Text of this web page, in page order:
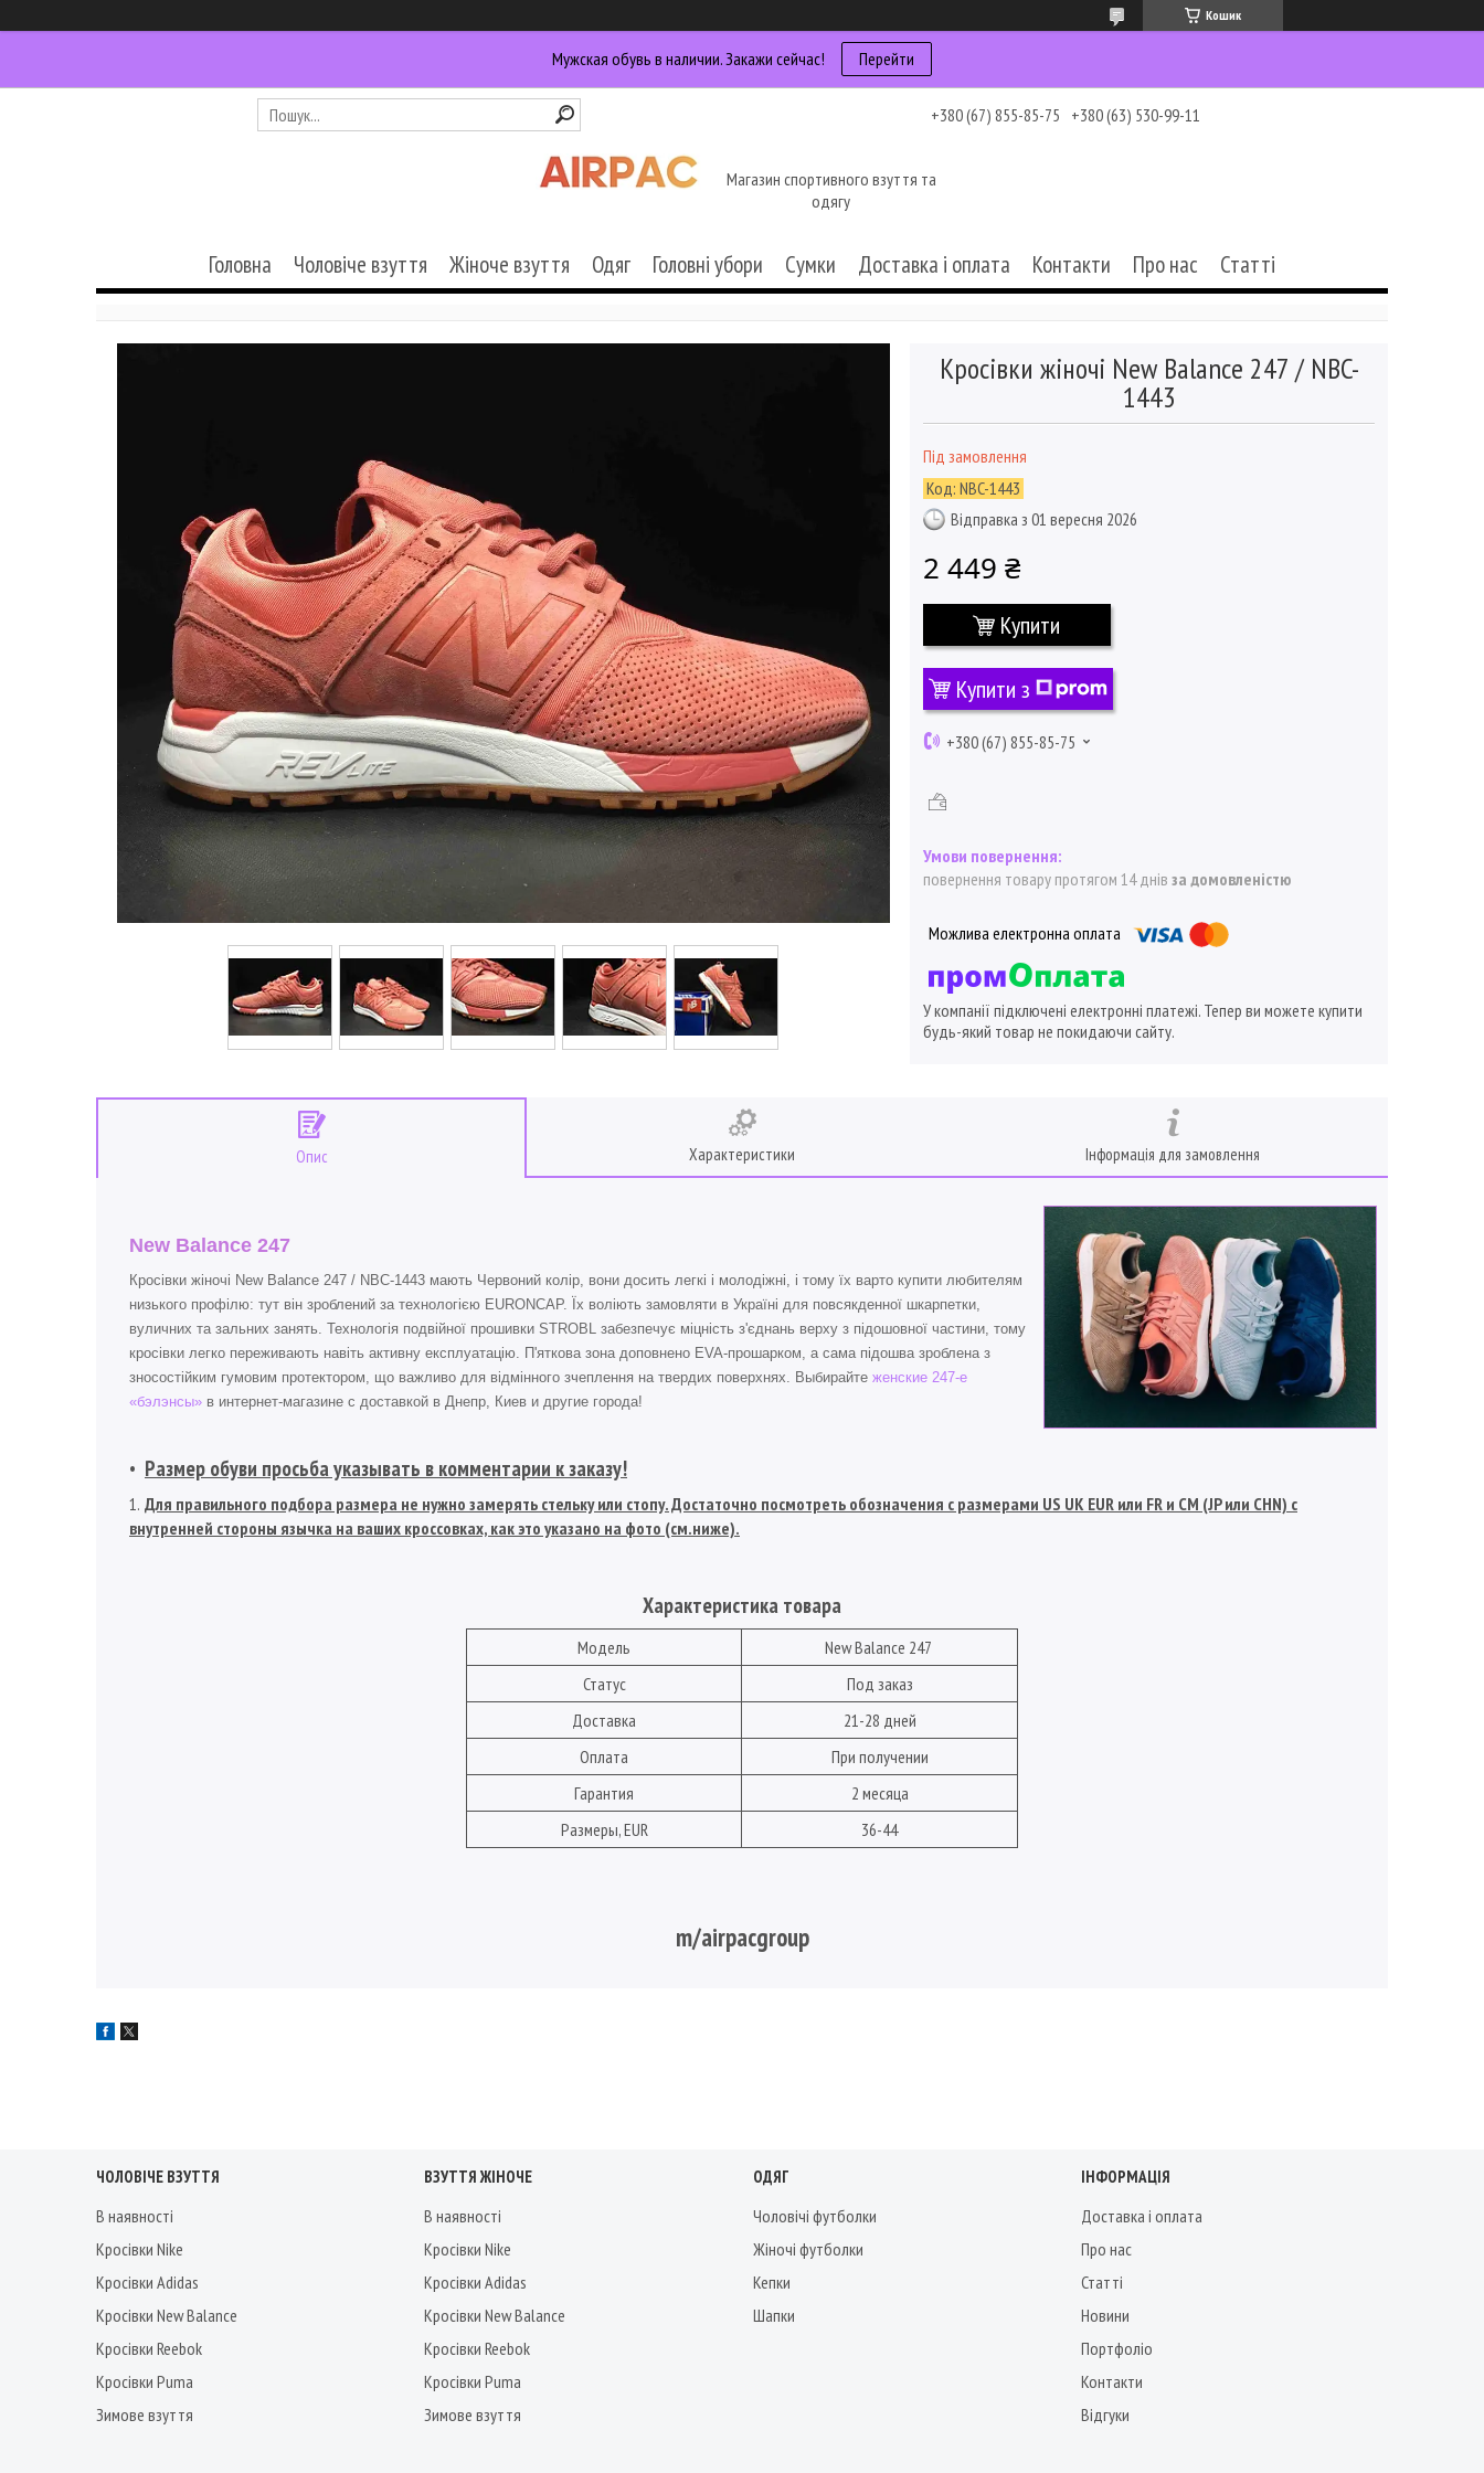
Кошик
Мужская обувь в наличии. Закажи сейчас! Перейти
+380 (67) 855-85-75 +380 (63) 530-99-11
Магазин спортивного взуття та
одягу
Головна Чоловіче взуття Жіноче взуття Одяг Головні убори Сумки Доставка і оплата Контакти Про нас Статті
Кросівки жіночі New Balance 247 / NBC-
1443
Під замовлення
Код: NBC-1443
Відправка з 01 вересня 2026
2 449 ₴
Купити
Купити з
+380 (67) 855-85-75
повернення товару протягом 14 днів за домовленістю
У компанії підключені електронні платежі. Тепер ви можете купити
будь-який товар не покидаючи сайту.
Опис Характеристики Інформація для замовлення
New Balance 247
Кросівки жіночі New Balance 247 / NBC-1443 мають Червоний колір, вони досить легкі і молодіжні, і тому їх варто купити любителям
низького профілю: тут він зроблений за технологією EURONCAP. Їх воліють замовляти в Україні для повсякденної шкарпетки,
вуличних та зальних занять. Технологія подвійної прошивки STROBL забезпечує міцність з'єднань верху з підошовної частини, тому
кросівки легко переживають навіть активну експлуатацію. П'яткова зона доповнено EVA-прошарком, а сама підошва зроблена з
зносостійким гумовим протектором, що важливо для відмінного зчеплення на твердих поверхнях. Выбирайте женские 247-е
«бэлэнсы» в интернет-магазине с доставкой в Днепр, Киев и другие города!
Размер обуви просьба указывать в комментарии к заказу!
Для правильного подбора размера не нужно замерять стельку или стопу. Достаточно посмотреть обозначения с размерами US UK EUR или FR и СМ (JP или CHN) с
внутренней стороны язычка на ваших кроссовках, как это указано на фото (см.ниже).
Характеристика товара
Модель
New Balance 247
Статус
Под заказ
Доставка
21-28 дней
Оплата
При получении
Гарантия
2 месяца
Размеры, EUR
36-44
m/airpacgroup
ЧОЛОВІЧЕ ВЗУТТЯ
В наявності
Кросівки Nike
Кросівки Adidas
Кросівки New Balance
Кросівки Reebok
Кросівки Puma
Зимове взуття
ВЗУТТЯ ЖІНОЧЕ
В наявності
Кросівки Nike
Кросівки Adidas
Кросівки New Balance
Кросівки Reebok
Кросівки Puma
Зимове взуття
ОДЯГ
Чоловічі футболки
Жіночі футболки
Кепки
Шапки
ІНФОРМАЦІЯ
Доставка і оплата
Про нас
Статті
Новини
Портфоліо
Контакти
Відгуки